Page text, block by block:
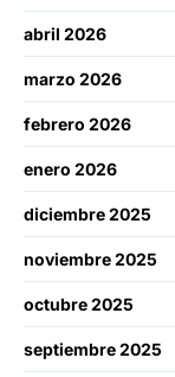
abril 2026
marzo 2026
febrero 2026
enero 2026
diciembre 2025
noviembre 2025
octubre 2025
septiembre 2025